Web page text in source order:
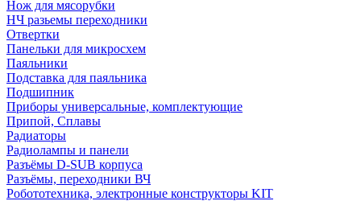
Нож для мясорубки
НЧ разьемы переходники
Отвертки
Панельки для микросхем
Паяльники
Подставка для паяльника
Подшипник
Приборы универсальные, комплектующие
Припой, Сплавы
Радиаторы
Радиолампы и панели
Разъёмы D-SUB корпуса
Разъёмы, переходники ВЧ
Робототехника, электронные конструкторы KIT